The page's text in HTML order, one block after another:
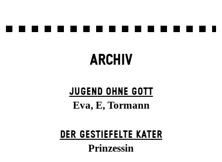
ARCHIV
JUGEND OHNE GOTT
Eva, E, Tormann
DER GESTIEFELTE KATER
Prinzessin